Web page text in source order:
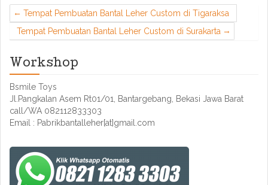
Tempat Pembuatan Bantal Leher Custom di Tigaraksa
Tempat Pembuatan Bantal Leher Custom di Surakarta
Workshop
Bsmile Toys
Jl.Pangkalan Asem Rt01/01, Bantargebang, Bekasi Jawa Barat
call/WA 082112833303
Email : Pabrikbantalleher[at]gmail.com